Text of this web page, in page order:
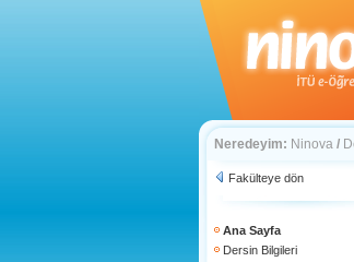
Neredeyim: Ninova /
Fakülteye dön
Ana Sayfa
Dersin Bilgileri